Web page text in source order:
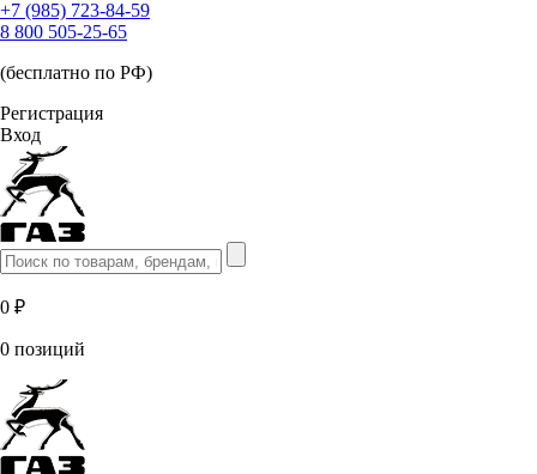
+7 (985) 723-84-59
8 800 505-25-65
(бесплатно по РФ)
Регистрация
Вход
0 ₽
0 позиций